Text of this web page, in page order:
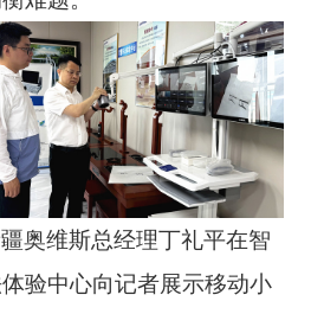
奥维斯总经理丁礼平在智
验中心向记者展示移动小